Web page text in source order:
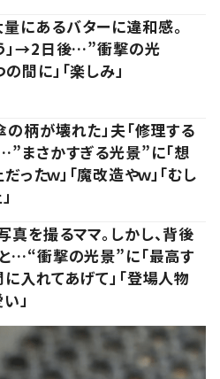
にあるバターに違和感。
」→2日後…”衝撃の光
間に」「楽しみ」
の柄が壊れた」夫「修理する
まさかすぎる光景”に「想
ったｗ」「魔改造やｗ」「むし
真を撮るママ。しかし、背後
…“衝撃の光景”に「最高す
に入れてあげて」「登場人物
」